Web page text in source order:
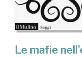
Le mafie